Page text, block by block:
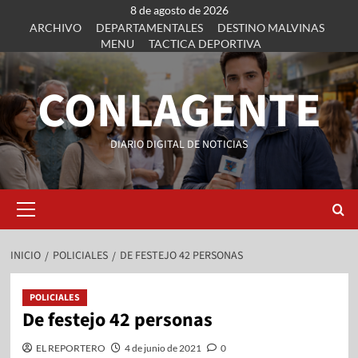
8 de agosto de 2026
ARCHIVO
DEPARTAMENTALES
DESTINO MALVINAS
MENU
TACTICA DEPORTIVA
CONLAGENTE
DIARIO DIGITAL DE NOTICIAS
INICIO POLICIALES DE FESTEJO 42 PERSONAS
POLICIALES
De festejo 42 personas
EL REPORTERO 4 de junio de 2021 0